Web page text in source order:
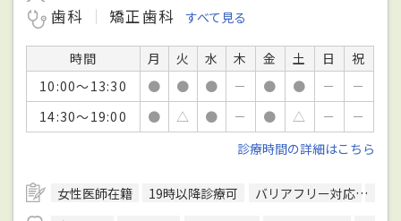
歯科
矯正歯科 すべて見る
時間 月 火 水 木 金 土 日
祝
10:00～13:30
● ● ● － ● ● －
－
14:30～19:00
● △ ● － ● △ －
－
診療時間の詳細はこちら
女性医師在籍 19時以降診療可 バリアフリー対応